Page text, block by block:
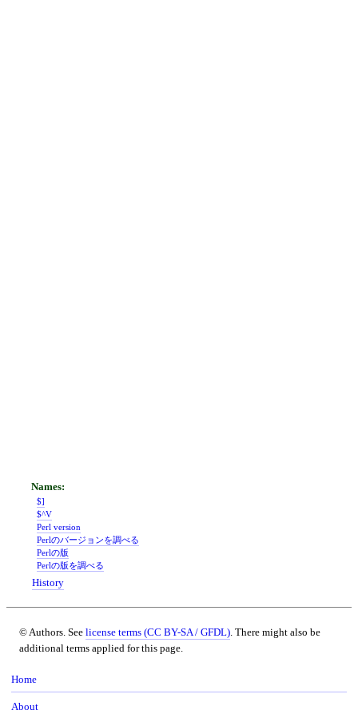
$]
$^V
Perl version
Perlのバージョンを調べる
Perlの版
Perlの版を調べる
History
© Authors. See license terms (CC BY-SA / GFDL) . There might also be
additional terms applied for this page.
Home
About